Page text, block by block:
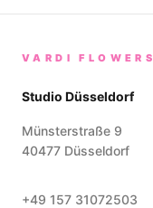
VARDI FLOWERS
Studio Düsseldorf
Münsterstraße 9
40477 Düsseldorf
+49 157 31072503